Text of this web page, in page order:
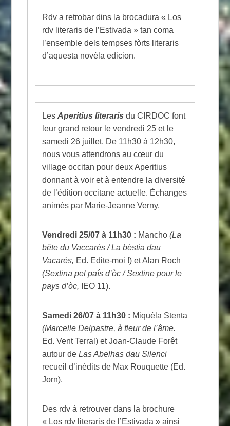
Rdv a retrobar dins la brocadura « Los
rdv literaris de l’Estivada » tan coma
l’ensemble dels tempses fòrts literaris
d’aquesta novèla edicion.
LesAperitius literaris du CIRDOC font
leur grand retour le vendredi 25 et le
samedi 26 juillet. De 11h30 à 12h30,
nous vous attendrons au cœur du
village occitan pour deux Aperitius
donnant à voir et à entendre la diversité
de l’édition occitane actuelle. Échanges
animés par Marie-Jeanne Verny.
Vendredi 25/07 à 11h30 : Mancho (La
bête du Vaccarès / La bèstia dau
Vacarés, Ed. Edite-moi !) et Alan Roch
(Sextina pel país d’òc / Sextine pour le
pays d’òc, IEO 11).
Samedi 26/07 à 11h30 : Miquèla Stenta
(Marcelle Delpastre, à fleur de l’âme.
Ed. Vent Terral) et Joan-Claude Forêt
autour deLas Abelhas dau Silenci
recueil d’inédits de Max Rouquette (Ed.
Jorn).
Des rdv à retrouver dans la brochure
« Los rdv literaris de l’Estivada » ainsi